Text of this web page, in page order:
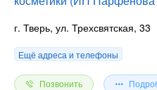
г. Тверь, ул. Трехсвятская, 33
Ещё адреса и телефоны
Позвонить